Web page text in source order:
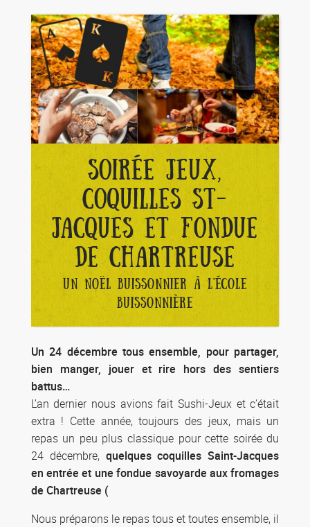
SOIRÉE JEUX,
COQUILLES ST-
JACQUES ET FONDUE
DE CHARTREUSE
UN NOËL BUISSONNIER À L'ÉCOLE
BUISSONNIÈRE
Un 24 décembre tous ensemble, pour partager,
bien manger, jouer et rire hors des sentiers
battus…
L’an dernier nous avions fait Sushi-Jeux et c’était
extra ! Cette année, toujours des jeux, mais un
repas un peu plus classique pour cette soirée du
24 décembre, quelques coquilles Saint-Jacques
en entrée et une fondue savoyarde aux fromages
de Chartreuse (
Nous préparons le repas tous et toutes ensemble, il